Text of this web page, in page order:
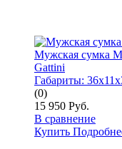
Мужская сумка
Gattini
Габариты:
(0)
15 950 Руб.
В сравнение
Купить